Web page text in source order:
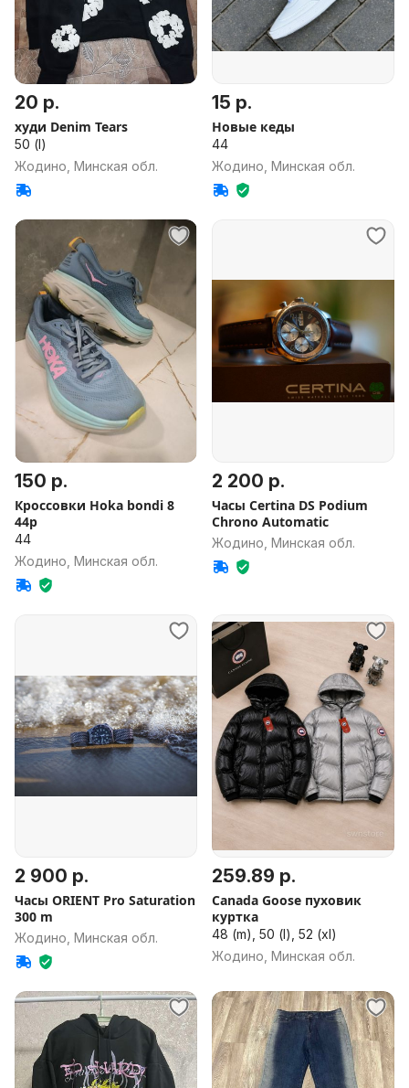
20 р.
худи Denim Tears
50 (l)
Жодино, Минская обл.
15 р.
Новые кеды
44
Жодино, Минская обл.
150 р.
Кроссовки Hoka bondi 8
44р
44
Жодино, Минская обл.
2 200 р.
Часы Certina DS Podium
Chrono Automatic
Жодино, Минская обл.
2 900 р.
Часы ORIENT Pro Saturation
300 m
Жодино, Минская обл.
259.89 р.
Canada Goose пуховик
куртка
48 (m), 50 (l), 52 (xl)
Жодино, Минская обл.